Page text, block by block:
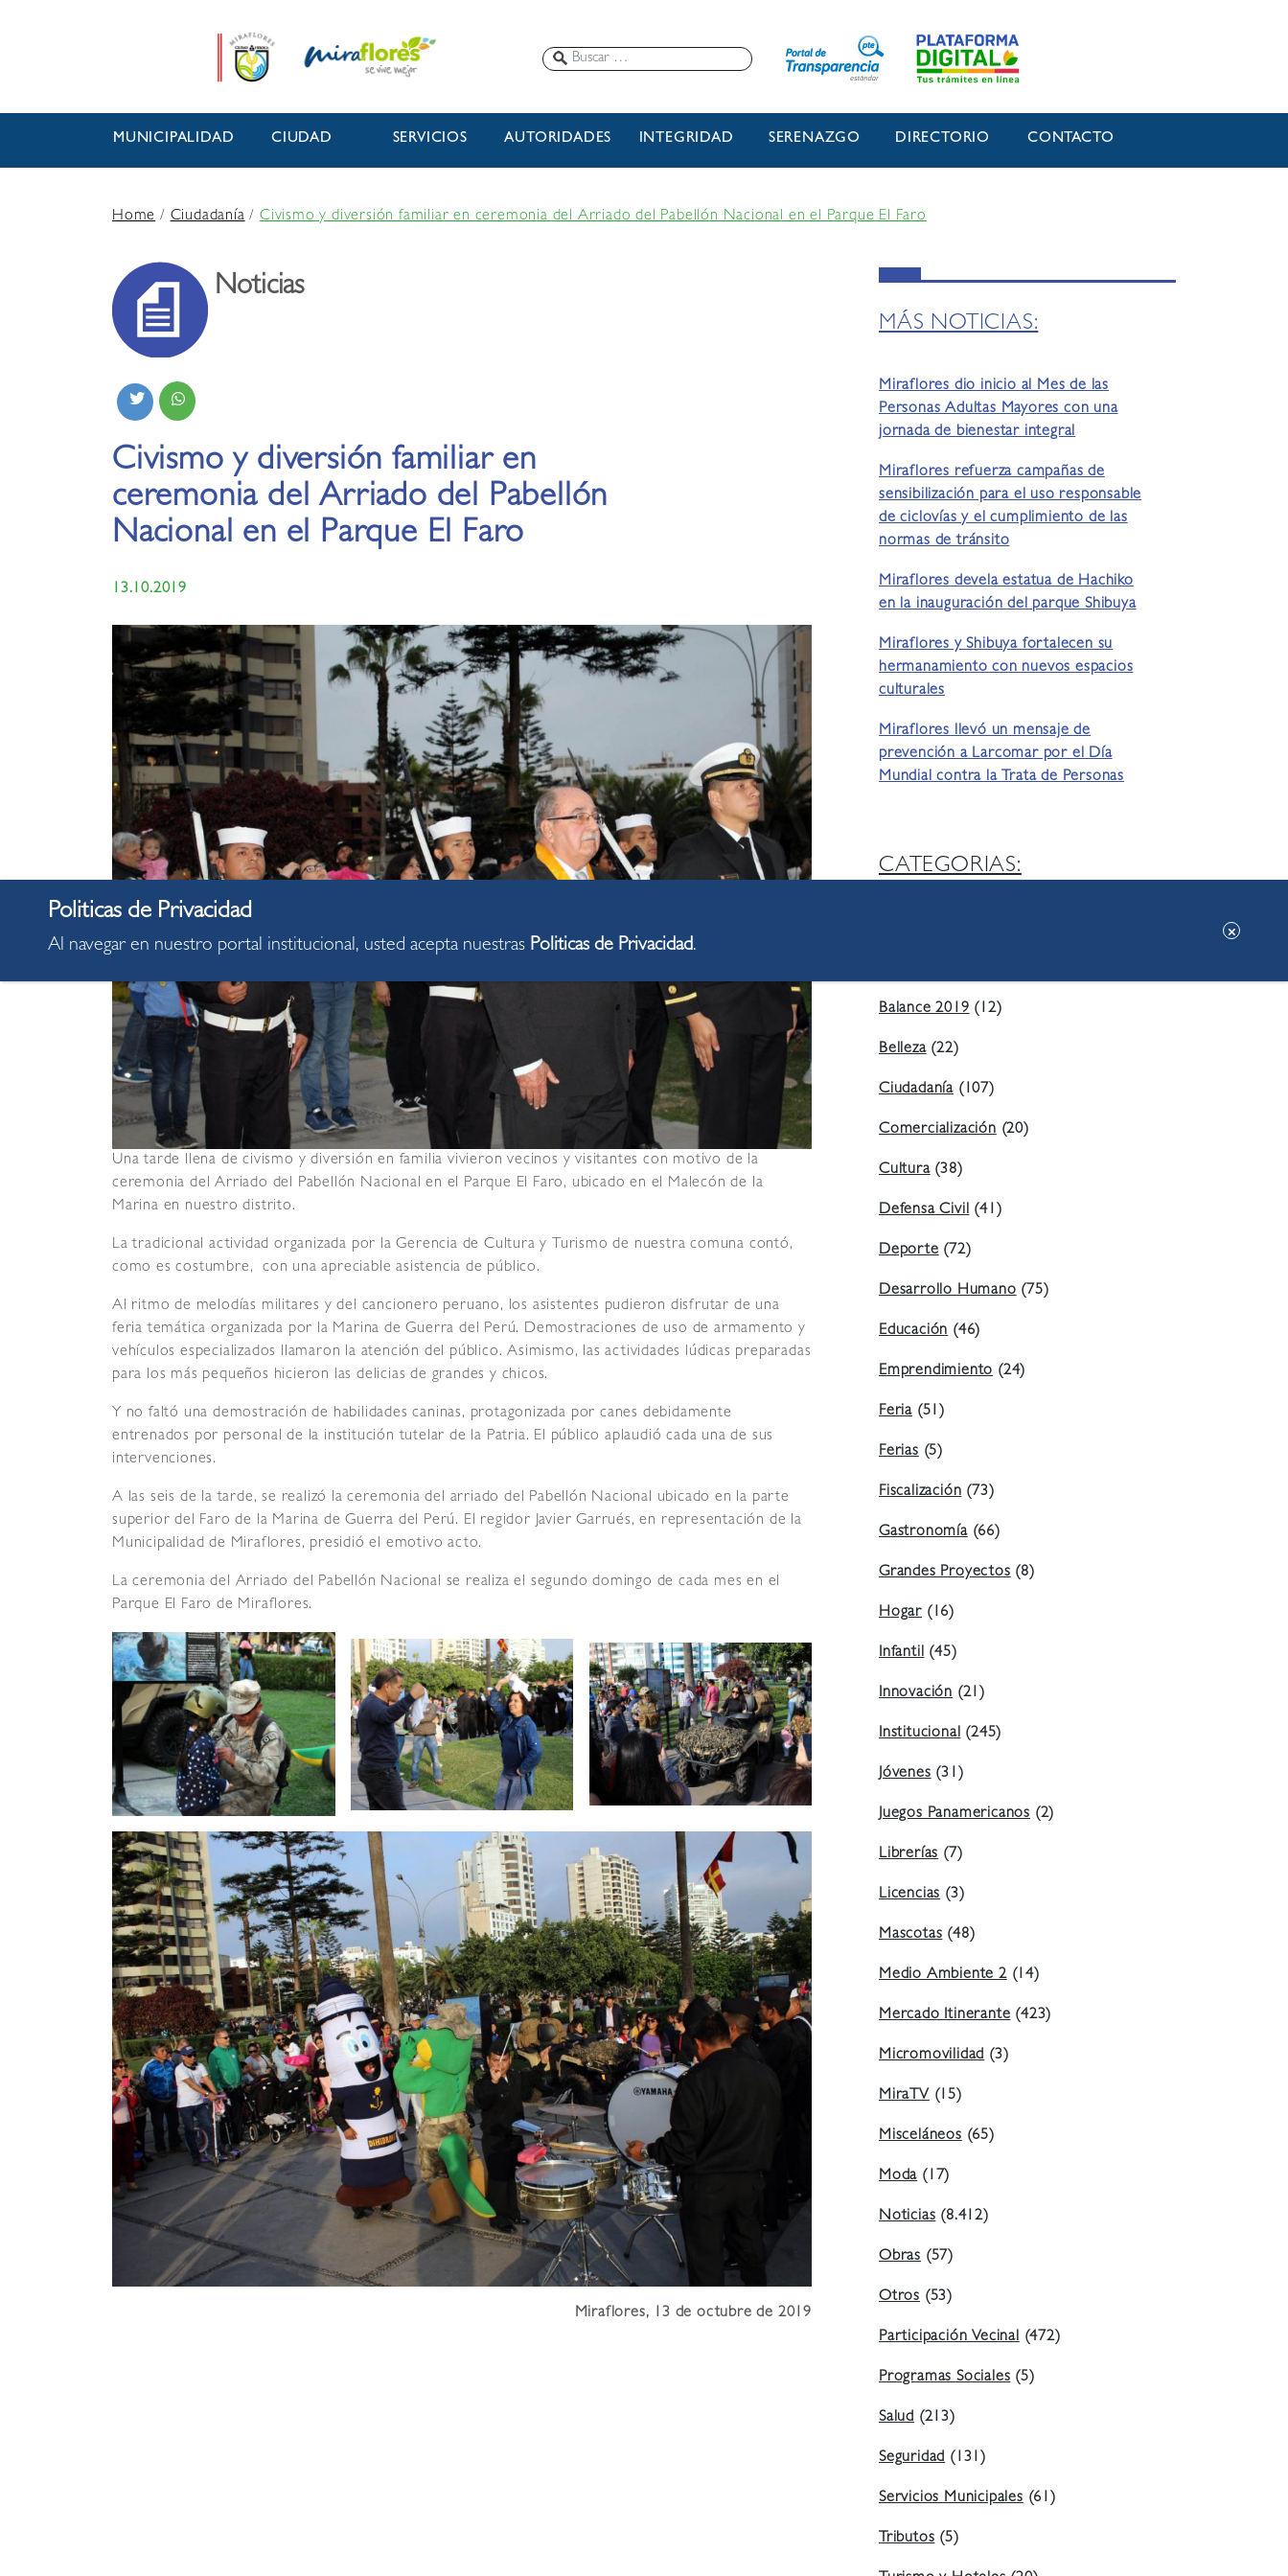
MUNICIPALIDAD CIUDAD SERVICIOS AUTORIDADES INTEGRIDAD SERENAZGO DIRECTORIO CONTACTO
Home/Ciudadanía/Civismo y diversión familiar en ceremonia del Arriado del Pabellón Nacional en el Parque El Faro
Noticias
Civismo y diversión familiar en
ceremonia del Arriado del Pabellón
Nacional en el Parque El Faro
13.10.2019
Una tarde llena de civismo y diversión en familia vivieron vecinos y visitantes con motivo de la
ceremonia del Arriado del Pabellón Nacional en el Parque El Faro, ubicado en el Malecón de la
Marina en nuestro distrito.
La tradicional actividad organizada por la Gerencia de Cultura y Turismo de nuestra comuna contó,
como es costumbre, con una apreciable asistencia de público.
Al ritmo de melodías militares y del cancionero peruano, los asistentes pudieron disfrutar de una
feria temática organizada por la Marina de Guerra del Perú. Demostraciones de uso de armamento y
vehículos especializados llamaron la atención del público. Asimismo, las actividades lúdicas preparadas
para los más pequeños hicieron las delicias de grandes y chicos.
Y no faltó una demostración de habilidades caninas, protagonizada por canes debidamente
entrenados por personal de la institución tutelar de la Patria. El público aplaudió cada una de sus
intervenciones.
A las seis de la tarde, se realizó la ceremonia del arriado del Pabellón Nacional ubicado en la parte
superior del Faro de la Marina de Guerra del Perú. El regidor Javier Garrués, en representación de la
Municipalidad de Miraflores, presidió el emotivo acto.
La ceremonia del Arriado del Pabellón Nacional se realiza el segundo domingo de cada mes en el
Parque El Faro de Miraflores.
Miraflores, 13 de octubre de 2019
MÁS NOTICIAS:
Miraflores dio inicio al Mes de las
Personas Adultas Mayores con una
jornada de bienestar integral
Miraflores refuerza campañas de
sensibilización para el uso responsable
de ciclovías y el cumplimiento de las
normas de tránsito
Miraflores devela estatua de Hachiko
en la inauguración del parque Shibuya
Miraflores y Shibuya fortalecen su
hermanamiento con nuevos espacios
culturales
Miraflores llevó un mensaje de
prevención a Larcomar por el Día
Mundial contra la Trata de Personas
CATEGORIAS:
Balance 2019(12)
Belleza(22)
Ciudadanía (107)
Comercialización(20)
Cultura(38)
Defensa Civil(41)
Deporte(72)
Desarrollo Humano(75)
Educación(46)
Emprendimiento(24)
Feria (51)
Ferias(5)
Fiscalización(73)
Gastronomía(66)
Grandes Proyectos(8)
Hogar (16)
Infantil(45)
Innovación (21)
Institucional(245)
Jóvenes(31)
Juegos Panamericanos (2)
Librerías(7)
Licencias(3)
Mascotas(48)
Medio Ambiente 2(14)
Mercado Itinerante(423)
Micromovilidad(3)
MiraTV(15)
Misceláneos(65)
Moda(17)
Noticias(8.412)
Obras (57)
Otros (53)
Participación Vecinal(472)
Programas Sociales(5)
Salud (213)
Seguridad(131)
Servicios Municipales(61)
Tributos(5)
Al navegar en nuestro portal institucional, usted acepta nuestras Politicas de Privacidad.